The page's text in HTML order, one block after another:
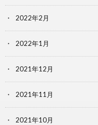
2022年2月
2022年1月
2021年12月
2021年11月
2021年10月